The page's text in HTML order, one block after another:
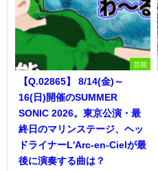
芸能
【Q.02865】 8/14(金)～
16(日)開催のSUMMER
SONIC 2026。東京公演・最
終日のマリンステージ、ヘッ
ドライナーL'Arc-en-Cielが最
後に演奏する曲は？